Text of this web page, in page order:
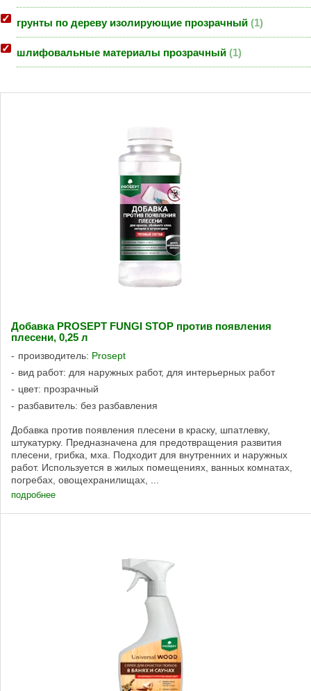
грунты по дереву изолирующие прозрачный 1
шлифовальные материалы прозрачный 1
Добавка PROSEPT FUNGI STOP против появления
плесени, 0,25 л
производитель: Prosept
вид работ: для наружных работ, для интерьерных работ
цвет: прозрачный
разбавитель: без разбавления
Добавка против появления плесени в краску, шпатлевку,
штукатурку. Предназначена для предотвращения развития
плесени, грибка, мха. Подходит для внутренних и наружных
работ. Используется в жилых помещениях, ванных комнатах,
погребах, овощехранилищах, ...
подробнее